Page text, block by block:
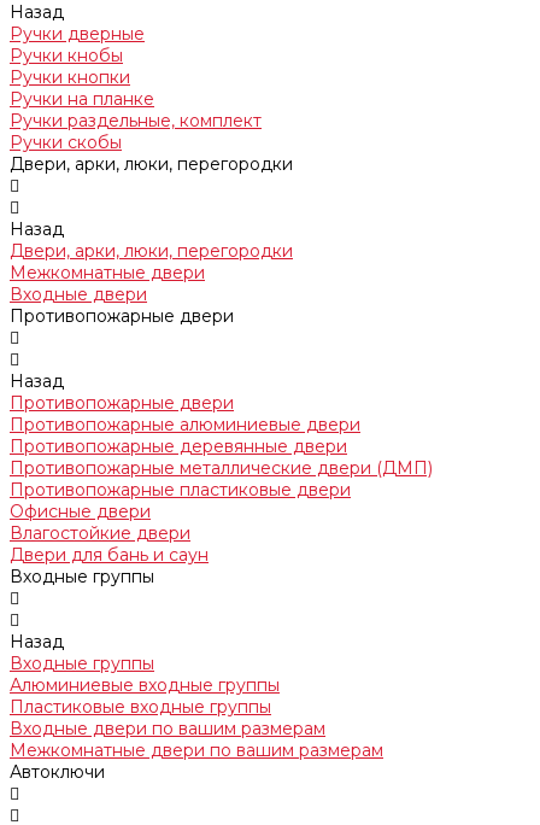
Назад
Ручки дверные
Ручки кнобы
Ручки кнопки
Ручки на планке
Ручки раздельные, комплект
Ручки скобы
Двери, арки, люки, перегородки
Назад
Двери, арки, люки, перегородки
Межкомнатные двери
Входные двери
Противопожарные двери
Назад
Противопожарные двери
Противопожарные алюминиевые двери
Противопожарные деревянные двери
Противопожарные металлические двери (ДМП)
Противопожарные пластиковые двери
Офисные двери
Влагостойкие двери
Двери для бань и саун
Входные группы
Назад
Входные группы
Алюминиевые входные группы
Пластиковые входные группы
Входные двери по вашим размерам
Межкомнатные двери по вашим размерам
Автоключи